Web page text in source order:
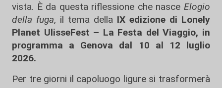
vista. È da questa riflessione che nasce Elogio
della fuga, il tema della IX edizione di Lonely
Planet UlisseFest – La Festa del Viaggio, in
programma a Genova dal 10 al 12 luglio
2026.
Per tre giorni il capoluogo ligure si trasformerà